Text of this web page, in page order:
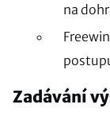
na
Zadávání